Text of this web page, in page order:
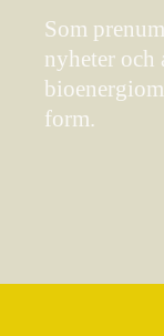
Som
nyheter och
form.